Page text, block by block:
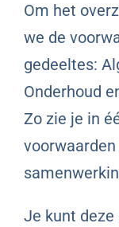
Om het
we de
gedeeltes:
Onderhoud
Zo zie je in
Je kunt